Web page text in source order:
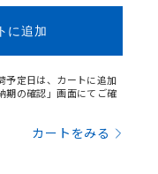
に追加
予定日は、カートに追加
期の確認」画面にてご確
カートをみる